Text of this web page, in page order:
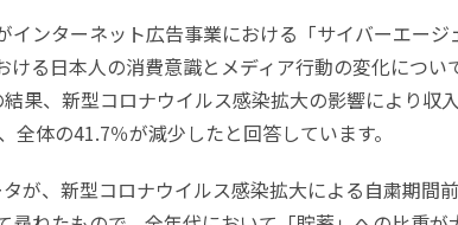
インターネット広告事業における「サイバーエー
ける日本人の消費意識とメディア行動の変化につい
果、新型コロナウイルス感染拡大の影響により収
体の41.7％が減少したと回答しています。
が、新型コロナウイルス感染拡大による自粛期間